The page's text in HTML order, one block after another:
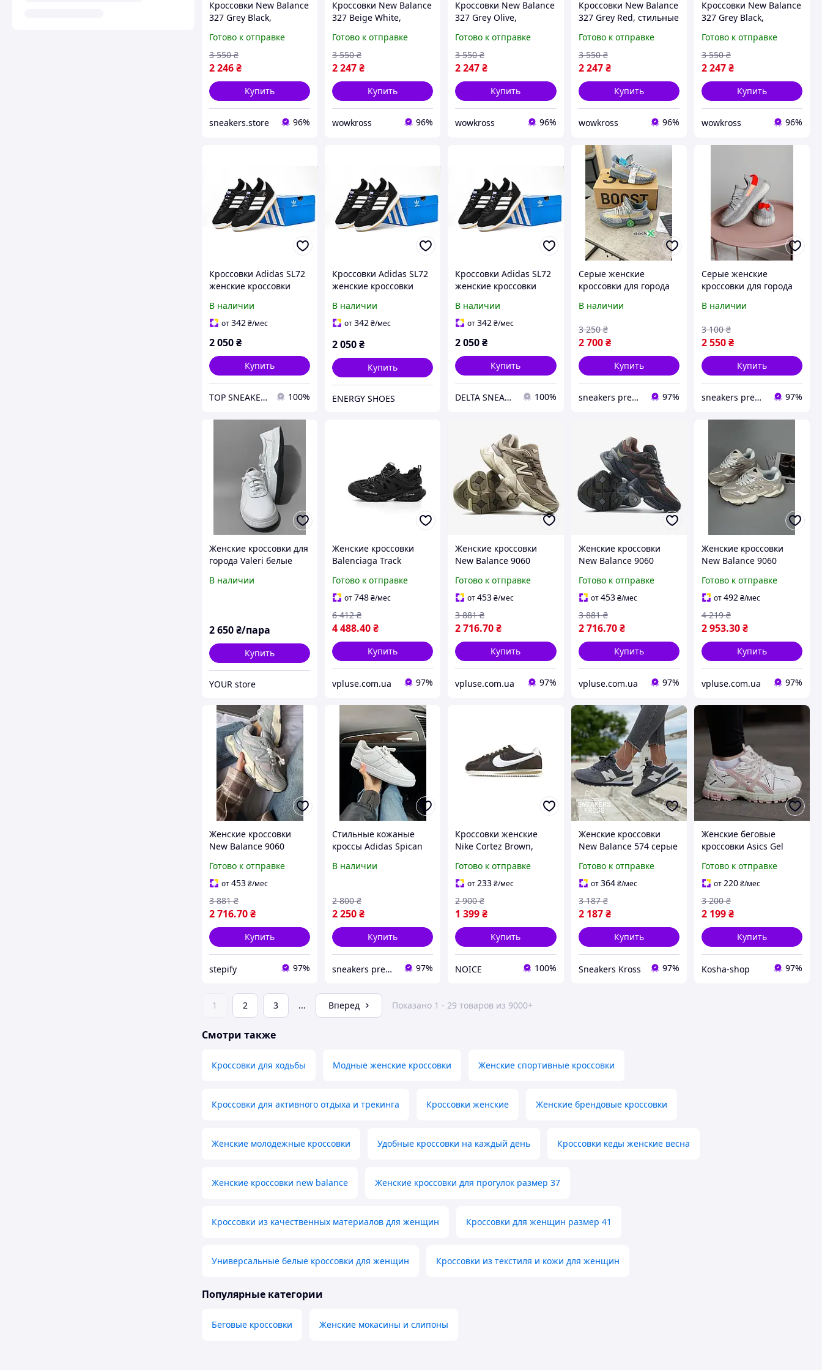
Кроссовки New Balance
327 Grey Black,
ретро кроссовки для
города Нью Баланс 327
легкие спортивные
Готово к отправке
2 246₴
3 550 ₴
Купить
sneakers.store 96%
Кроссовки New Balance
327 Beige White,
ретро кроссовки для
города Нью Баланс 327
легкие спортивные
Готово к отправке
2 247₴
3 550 ₴
Купить
wowkross 96%
Кроссовки New Balance
327 Grey Olive,
ретро кроссовки для
города Нью Баланс 327
легкие спортивные
Готово к отправке
2 247₴
3 550 ₴
Купить
wowkross 96%
Кроссовки New Balance
327 Grey Red, стильные
кроссовки для города
Нью Баланс 327 легкие
спортивные
Готово к отправке
2 247 ₴
3 550 ₴
Купить
wowkross 96%
Кроссовки New Balance
327 Grey Black,
ретро кроссовки для
города Нью Баланс 327
легкие спортивные
Готово к отправке
2 247₴
3 550 ₴
Купить
wowkross 96%
Кроссовки Adidas SL72
женские кроссовки
черные
В наличии
от342₴/мес
2 050₴
Купить
TOP SNEAKERS 100%
Кроссовки Adidas SL72
женские кроссовки
черные
В наличии
от342₴/мес
2 050₴
Купить
ENERGY SHOES
Кроссовки Adidas SL72
женские кроссовки
черные
В наличии
от342₴/мес
2 050₴
Купить
DELTA SNEAKERS 100%
Серые женские
кроссовки для города
текстиль легкие
Изи
В наличии
2 700 ₴
3 250 ₴
Купить
sneakers premium 97%
Серые женские
кроссовки для города
текстиль легкие
Изи
В наличии
2 550₴
3 100 ₴
Купить
sneakers premium 97%
Женские кроссовки для
города Valeri белые
В наличии
2 650₴/пара
Купить
YOUR store
Женские кроссовки
Balenciaga Track
футуристичный дизайн
для активного города
(черные) КОД-Арт:
11795
Готово к отправке
от748₴/мес
4 488.40₴
6 412 ₴
Купить
vpluse.com.ua 97%
Женские кроссовки
New Balance 9060
силуэте для города
(Brown/White) 4067
Готово к отправке
от453₴/мес
2 716.70₴
3 881 ₴
Купить
vpluse.com.ua 97%
Женские кроссовки
New Balance 9060
спокойной палитре для
города (Phantom/Rich
Oak Brown) 4069
Готово к отправке
от453 ₴/мес
2 716.70 ₴
3 881 ₴
Купить
vpluse.com.ua 97%
Женские кроссовки
New Balance 9060
города (Leopard Grey)
КОД-арт N0230
Готово к отправке
от492₴/мес
2 953.30₴
4 219 ₴
Купить
vpluse.com.ua 97%
Женские кроссовки
New Balance 9060
города (Light Blue)
Арт.790
Готово к отправке
от453₴/мес
2 716.70₴
3 881 ₴
Купить
stepify 97%
Стильные кожаные
кроссы Adidas Spican
адидас для города,
В наличии
2 250₴
2 800 ₴
Купить
sneakers premium 97%
Кроссовки женские
Nike Cortez Brown,
кроссовки для города
Найк Кортез Нейлон
кросы
Готово к отправке
от233₴/мес
1 399₴
2 900 ₴
Купить
NOICE 100%
Женские кроссовки
New Balance 574 серые
города розмер 36-45
Готово к отправке
от364 ₴/мес
2 187 ₴
3 187 ₴
Купить
Sneakers Kross 97%
Женские беговые
кроссовки Asics Gel
красивые летние с
сеткой повседневные
трендовые для города
стильные асикс
Готово к отправке
от220₴/мес
2 199₴
3 200 ₴
Купить
Kosha-shop 97%
1 2 3 ... Вперед Показано 1 - 29 товаров из 9000+
Смотри также
Кроссовки для ходьбы Модные женские кроссовки Женские спортивные кроссовки
Кроссовки для активного отдыха и трекинга Кроссовки женские Женские брендовые кроссовки
Женские молодежные кроссовки Удобные кроссовки на каждый день Кроссовки кеды женские весна
Женские кроссовки new balance Женские кроссовки для прогулок размер 37
Кроссовки из качественных материалов для женщин Кроссовки для женщин размер 41
Универсальные белые кроссовки для женщин Кроссовки из текстиля и кожи для женщин
Популярные категории
Беговые кроссовки Женские мокасины и слипоны